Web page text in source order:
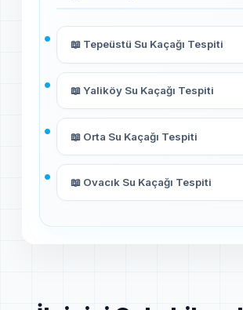
📖 Tepeüstü Su Kaçağı Tespiti
📖 Yaliköy Su Kaçağı Tespiti
📖 Orta Su Kaçağı Tespiti
📖 Ovacık Su Kaçağı Tespiti